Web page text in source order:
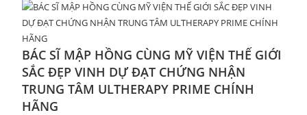
BÁC SĨ MẬP HỒNG CÙNG MỸ VIỆN THẾ GIỚI
SẮC ĐẸP VINH DỰ ĐẠT CHỨNG NHẬN
TRUNG TÂM ULTHERAPY PRIME CHÍNH
HÃNG